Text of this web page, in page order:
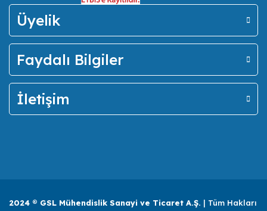
Üyelik
Faydalı Bilgiler
İletişim
2024 ® GSL Mühendislik Sanayi ve Ticaret A.Ş. | Tüm Hakları